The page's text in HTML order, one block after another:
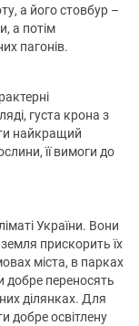
а його стовбур –
а потім
пагонів.
густа крона з
найкращий
її вимоги до
України. Вони
прискорить їх
міста, в парках
добре переносять
ділянках. Для
добре освітлену